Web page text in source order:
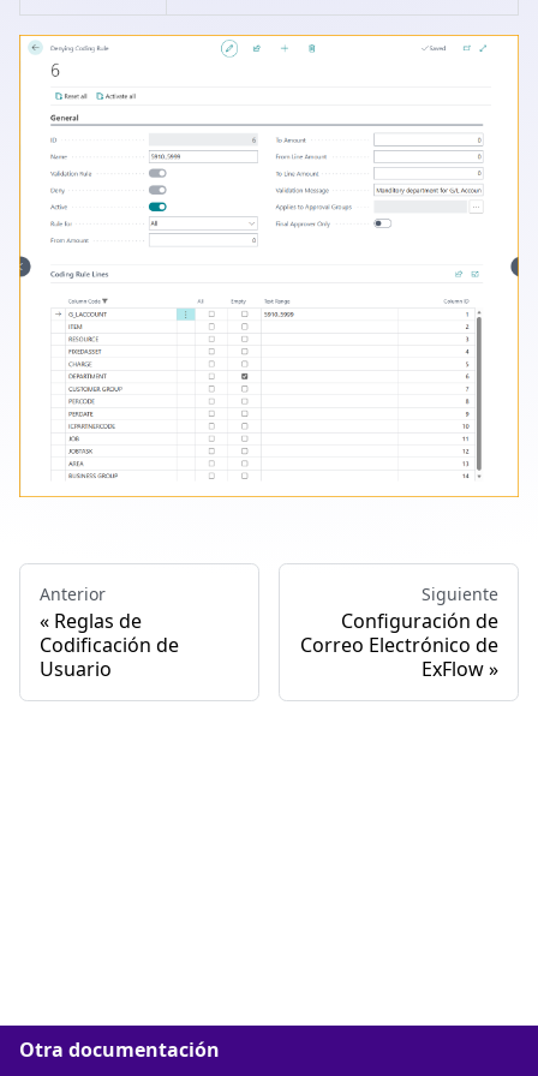
Anterior
Reglas de
Codificación de
Usuario
Siguiente
Configuración de
Correo Electrónico de
ExFlow
Otra documentación